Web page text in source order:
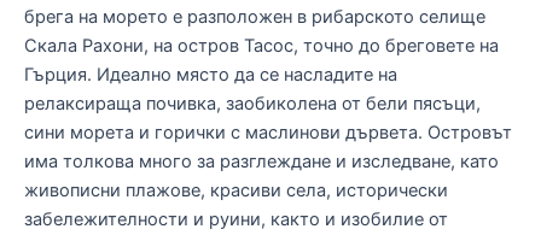
брега на морето е разположен в рибарското селище
Скала Рахони, на остров Тасос, точно до бреговете на
Гърция. Идеално място да се насладите на
релаксираща почивка, заобиколена от бели пясъци,
сини морета и горички с маслинови дървета. Островът
има толкова много за разглеждане и изследване, като
живописни плажове, красиви села, исторически
забележителности и руини, както и изобилие от